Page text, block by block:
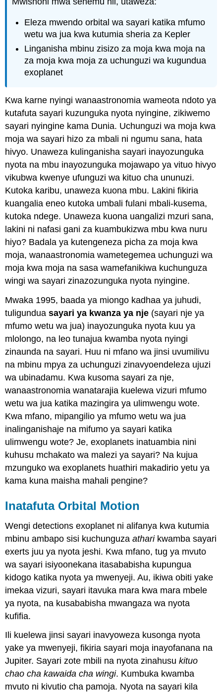
Eleza mwendo orbital wa sayari katika mfumo
wetu wa jua kwa kutumia sheria za Kepler
Linganisha mbinu zisizo za moja kwa moja na
za moja kwa moja za uchunguzi wa kugundua
exoplanet
Kwa karne nyingi wanaastronomia wameota ndoto ya
kutafuta sayari kuzunguka nyota nyingine, zikiwemo
sayari nyingine kama Dunia. Uchunguzi wa moja kwa
moja wa sayari hizo za mbali ni ngumu sana, hata
hivyo. Unaweza kulinganisha sayari inayozunguka
nyota na mbu inayozunguka mojawapo ya vituo hivyo
vikubwa kwenye ufunguzi wa kituo cha ununuzi.
Kutoka karibu, unaweza kuona mbu. Lakini fikiria
kuangalia eneo kutoka umbali fulani mbali-kusema,
kutoka ndege. Unaweza kuona uangalizi mzuri sana,
lakini ni nafasi gani za kuambukizwa mbu kwa nuru
hiyo? Badala ya kutengeneza picha za moja kwa
moja, wanaastronomia wametegemea uchunguzi wa
moja kwa moja na sasa wamefanikiwa kuchunguza
wingi wa sayari zinazozunguka nyota nyingine.
Mwaka 1995, baada ya miongo kadhaa ya juhudi,
tuligunduasayari ya kwanza ya nje (sayari nje ya
mfumo wetu wa jua) inayozunguka nyota kuu ya
mlolongo, na leo tunajua kwamba nyota nyingi
zinaunda na sayari. Huu ni mfano wa jinsi uvumilivu
na mbinu mpya za uchunguzi zinavyoendeleza ujuzi
wa ubinadamu. Kwa kusoma sayari za nje,
wanaastronomia wanatarajia kuelewa vizuri mfumo
wetu wa jua katika mazingira ya ulimwengu wote.
Kwa mfano, mipangilio ya mfumo wetu wa jua
inalinganishaje na mifumo ya sayari katika
ulimwengu wote? Je, exoplanets inatuambia nini
kuhusu mchakato wa malezi ya sayari? Na kujua
mzunguko wa exoplanets huathiri makadirio yetu ya
kama kuna maisha mahali pengine?
Inatafuta Orbital Motion
Wengi detections exoplanet ni alifanya kwa kutumia
mbinu ambapo sisi kuchunguzaatharikwamba sayari
exerts juu ya nyota jeshi. Kwa mfano, tug ya mvuto
wa sayari isiyoonekana itasababisha kupungua
kidogo katika nyota ya mwenyeji. Au, ikiwa obiti yake
imekaa vizuri, sayari itavuka mara kwa mara mbele
ya nyota, na kusababisha mwangaza wa nyota
kufifia.
Ili kuelewa jinsi sayari inavyoweza kusonga nyota
yake ya mwenyeji, fikiria sayari moja inayofanana na
Jupiter. Sayari zote mbili na nyota zinahusukituo
chao cha kawaida cha wingi. Kumbuka kwamba
mvuto ni kivutio cha pamoja. Nyota na sayari kila